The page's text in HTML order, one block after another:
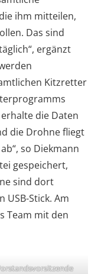
ihm mitteilen,
Das sind
ergänzt
Kitzretter
die Daten
die Drohne fliegt
so Diekmann
gespeichert,
sind dort
USB-Stick. Am
Team mit den